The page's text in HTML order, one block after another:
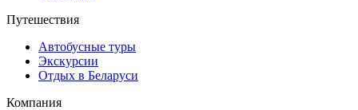
Путешествия
Автобусные туры
Экскурсии
Отдых в Беларуси
Компания